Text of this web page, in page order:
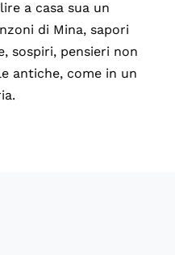
a casa sua un
di Mina, sapori
sospiri, pensieri non
antiche, come in un